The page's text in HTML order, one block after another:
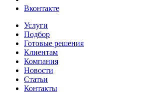
Вконтакте
Услуги
Подбор
Готовые решения
Клиентам
Компания
Новости
Статьи
Контакты